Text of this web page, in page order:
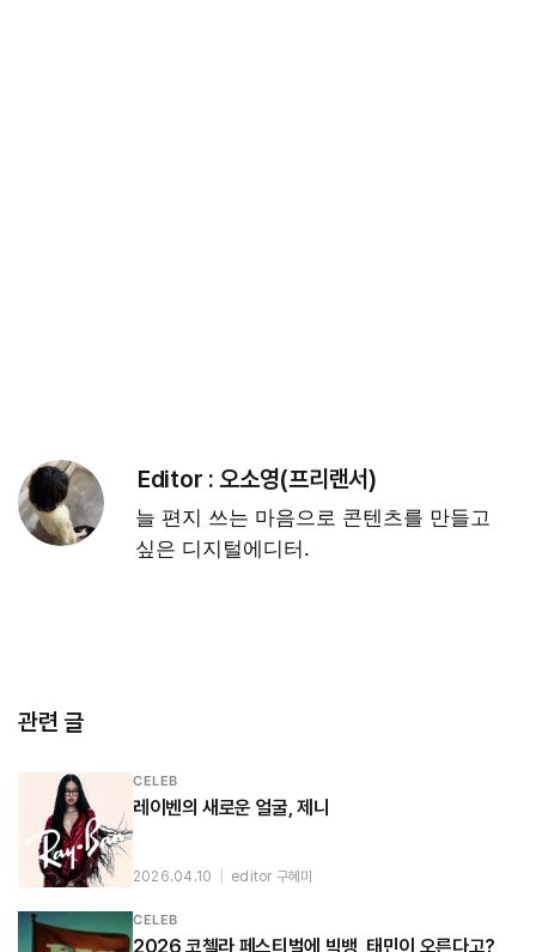
Editor :오소영(프리랜서)
늘 편지 쓰는 마음으로 콘텐츠를 만들고
싶은 디지털에디터.
관련 글
CELEB
레이벤의 새로운 얼굴, 제니
2026.04.10 editor 구혜미
CELEB
2026 코첼라 페스티벌에 빅뱅, 태민이 오른다고?